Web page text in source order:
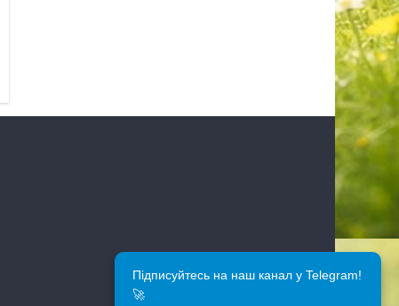
Підписуйтесь на наш канал у Telegram!
🚀